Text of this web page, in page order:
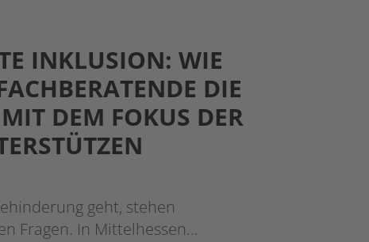
INKLUSION: WIE
DIE
DEM FOKUS DER
geht, stehen
Fragen. In Mittelhessen…